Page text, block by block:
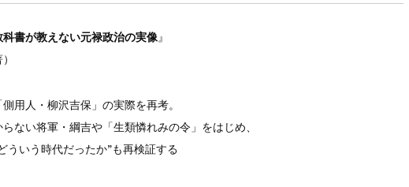
書が教えない元禄政治の実像 』
用人・柳沢吉保」の実際を再考。
ない将軍・綱吉や「生類憐れみの令」をはじめ、
ういう時代だったか”も再検証する